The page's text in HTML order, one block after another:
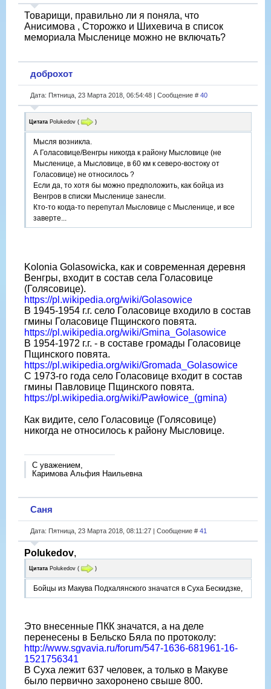
Товарищи, правильно ли я поняла, что
Анисимова , Сторожко и Шихевича в список
мемориала Мысленице можно не включать?
доброхот
Дата: Пятница, 23 Марта 2018, 06:54:48 | Сообщение # 40
Цитата Polukedov ( )
Мысля возникла.
А Голасовице/Венгры никогда к району Мысловице (не
Мысленице, а Мысловице, в 60 км к северо-востоку от
Голасовице) не относилось ?
Если да, то хотя бы можно предположить, как бойца из
Венгров в списки Мысленице занесли.
Кто-то когда-то перепутал Мысловице с Мысленице, и все
заверте...
Kolonia Golasowicka, как и современная деревня
Венгры, входит в состав села Голасовице
(Голясовице).
https://pl.wikipedia.org/wiki/Golasowice
В 1945-1954 г.г. село Голасовице входило в состав
гмины Голасовице Пщинского повята.
https://pl.wikipedia.org/wiki/Gmina_Golasowice
В 1954-1972 г.г. - в составе громады Голасовице
Пщинского повята.
https://pl.wikipedia.org/wiki/Gromada_Golasowice
С 1973-го года село Голасовице входит в состав
гмины Павловице Пщинского повята.
https://pl.wikipedia.org/wiki/Pawłowice_(gmina)
Как видите, село Голасовице (Голясовице)
никогда не относилось к району Мысловице.
С уважением,
Каримова Альфия Наильевна
Саня
Дата: Пятница, 23 Марта 2018, 08:11:27 | Сообщение # 41
Polukedov,
Цитата Polukedov ( )
Бойцы из Макува Подхалянского значатся в Суха Бескидзке,
Это внесенные ПКК значатся, а на деле
перенесены в Бельско Бяла по протоколу:
http://www.sgvavia.ru/forum/547-1636-681961-16-
1521756341
В Суха лежит 637 человек, а только в Макуве
было первично захоронено свыше 800.